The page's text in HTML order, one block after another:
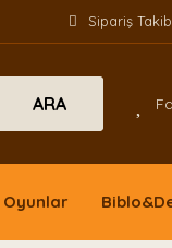
Sipariş
ARA
Oyunlar